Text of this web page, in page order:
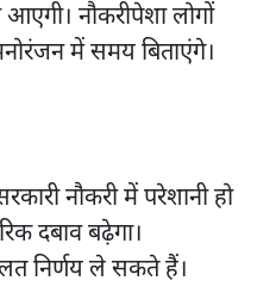
नौकरीपेशा लोगों
में समय बिताएंगे।
नौकरी में परेशानी हो
दबाव बढ़ेगा।
निर्णय ले सकते हैं।